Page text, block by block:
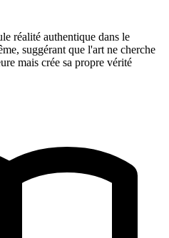
réalité authentique dans le
suggérant que l'art ne cherche
mais crée sa propre vérité